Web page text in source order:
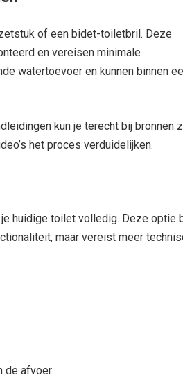
of een bidet-toiletbril. Deze
en vereisen minimale
watertoevoer en kunnen binnen
kun je terecht bij bronnen
het proces verduidelijken.
huidige toilet volledig. Deze optie
maar vereist meer
de afvoer